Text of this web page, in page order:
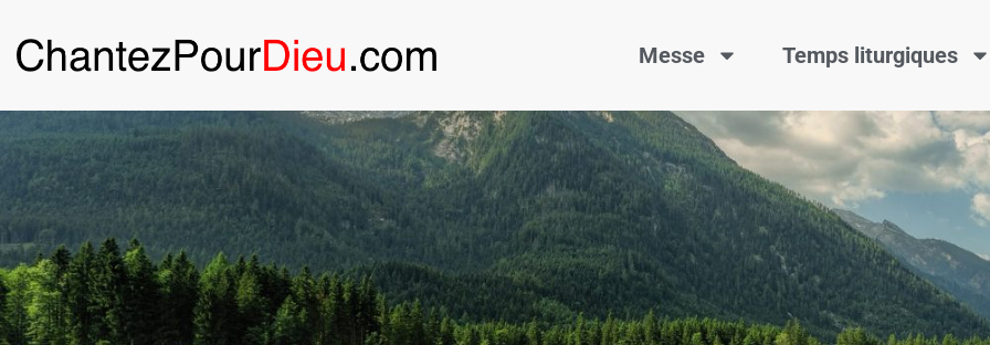
Messe Temps liturgiques